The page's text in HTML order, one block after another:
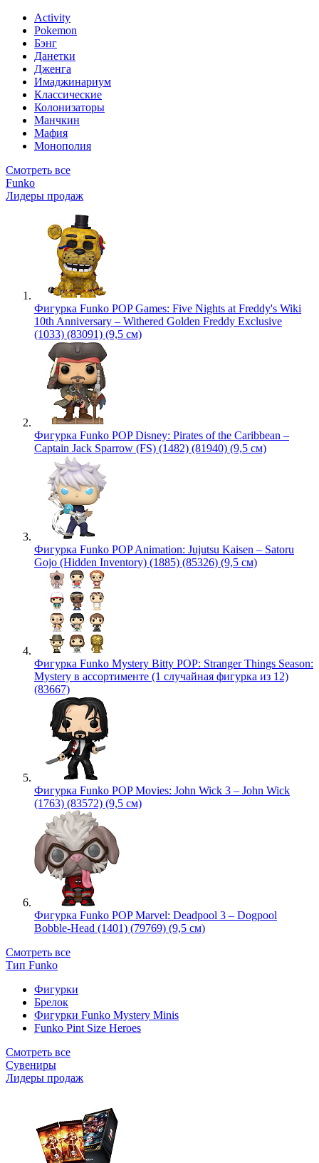
Activity
Pokemon
Бэнг
Данетки
Дженга
Имаджинариум
Классические
Колонизаторы
Манчкин
Мафия
Монополия
Смотреть все
Funko
Лидеры продаж
Фигурка Funko POP Games: Five Nights at Freddy's Wiki
10th Anniversary – Withered Golden Freddy Exclusive
(1033) (83091) (9,5 см)
Фигурка Funko POP Disney: Pirates of the Caribbean –
Captain Jack Sparrow (FS) (1482) (81940) (9,5 см)
Фигурка Funko POP Animation: Jujutsu Kaisen – Satoru
Gojo (Hidden Inventory) (1885) (85326) (9,5 см)
Фигурка Funko Mystery Bitty POP: Stranger Things Season:
Mystery в ассортименте (1 случайная фигурка из 12)
(83667)
Фигурка Funko POP Movies: John Wick 3 – John Wick
(1763) (83572) (9,5 см)
Фигурка Funko POP Marvel: Deadpool 3 – Dogpool
Bobble-Head (1401) (79769) (9,5 см)
Смотреть все
Тип Funko
Фигурки
Брелок
Фигурки Funko Mystery Minis
Funko Pint Size Heroes
Смотреть все
Сувениры
Лидеры продаж